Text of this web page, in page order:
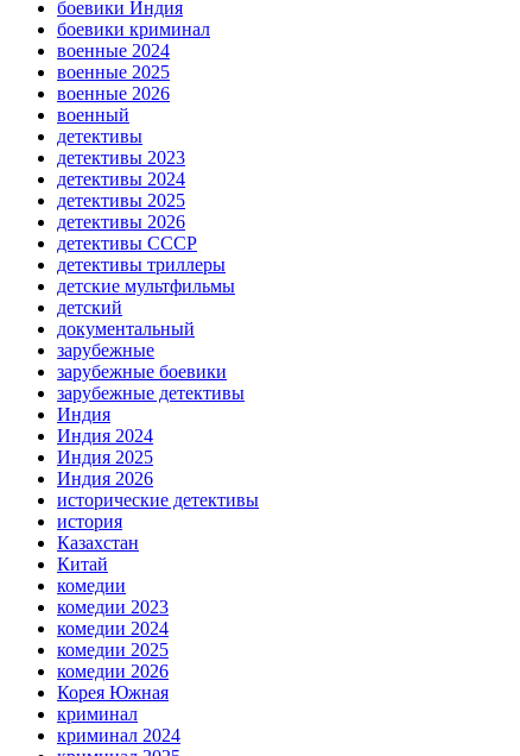
боевики Индия
боевики криминал
военные 2024
военные 2025
военные 2026
военный
детективы
детективы 2023
детективы 2024
детективы 2025
детективы 2026
детективы СССР
детективы триллеры
детские мультфильмы
детский
документальный
зарубежные
зарубежные боевики
зарубежные детективы
Индия
Индия 2024
Индия 2025
Индия 2026
исторические детективы
история
Казахстан
Китай
комедии
комедии 2023
комедии 2024
комедии 2025
комедии 2026
Корея Южная
криминал
криминал 2024